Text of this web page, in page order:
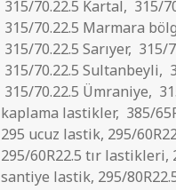
315/70.22.5 Kartal, 315/
315/70.22.5 Marmara
315/70.22.5 Sarıyer, 315/
315/70.22.5 Sultanbeyli,
315/70.22.5 Ümraniye,
kaplama lastikler, 385/
295 ucuz lastik, 295/
295/60R22.5 tır lastikleri,
santiye lastik, 295/